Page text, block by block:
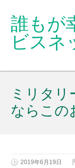
誰もが
ビスネ
ミリタリ
ならこの
2019年6月19日